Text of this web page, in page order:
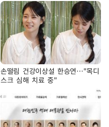
손떨림 건강이상설 한승연…"목디
스크 심해 치료 중"